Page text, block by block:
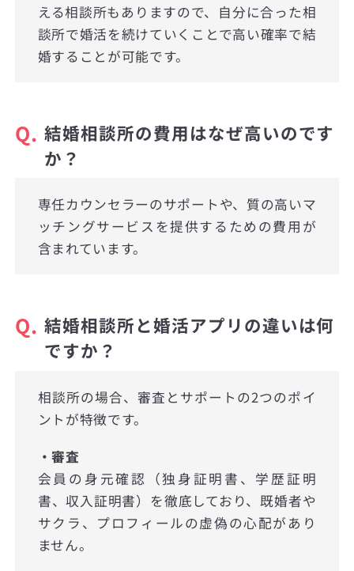
える相談所もありますので、自分に合った相
談所で婚活を続けていくことで高い確率で結
婚することが可能です。
Q. 結婚相談所の費用はなぜ高いのです
か？
専任カウンセラーのサポートや、質の高いマ
ッチングサービスを提供するための費用が
含まれています。
Q. 結婚相談所と婚活アプリの違いは何
ですか？
相談所の場合、審査とサポートの2つのポイ
ントが特徴です。
・審査
会員の身元確認（独身証明書、学歴証明
書、収入証明書）を徹底しており、既婚者や
サクラ、プロフィールの虚偽の心配があり
ません。